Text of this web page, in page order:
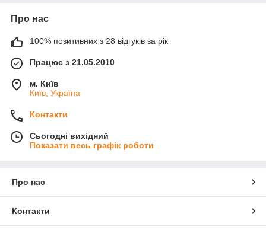
Про нас
100% позитивних з 28 відгуків за рік
Працює з 21.05.2010
м. Київ
Київ, Україна
Контакти
Сьогодні вихідний
Показати весь графік роботи
Про нас
Контакти